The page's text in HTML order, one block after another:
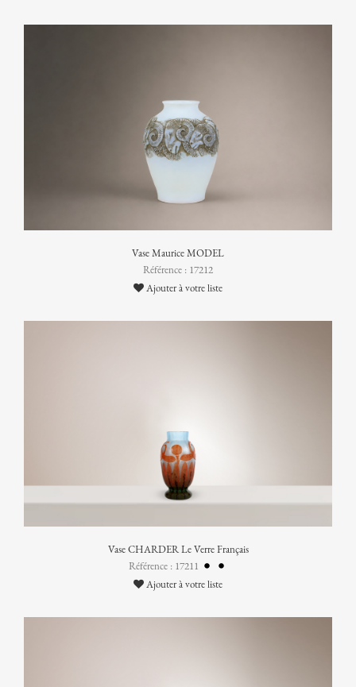
Vase Maurice MODEL
Référence : 17212
Ajouter à votre liste
Vase CHARDER Le Verre Français
Référence : 17211
Ajouter à votre liste